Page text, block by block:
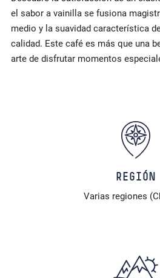
el sabor a vainilla se fusiona
medio y la suavidad característica
calidad. Este café es más que una
arte de disfrutar momentos
REGIÓN
Varias regiones